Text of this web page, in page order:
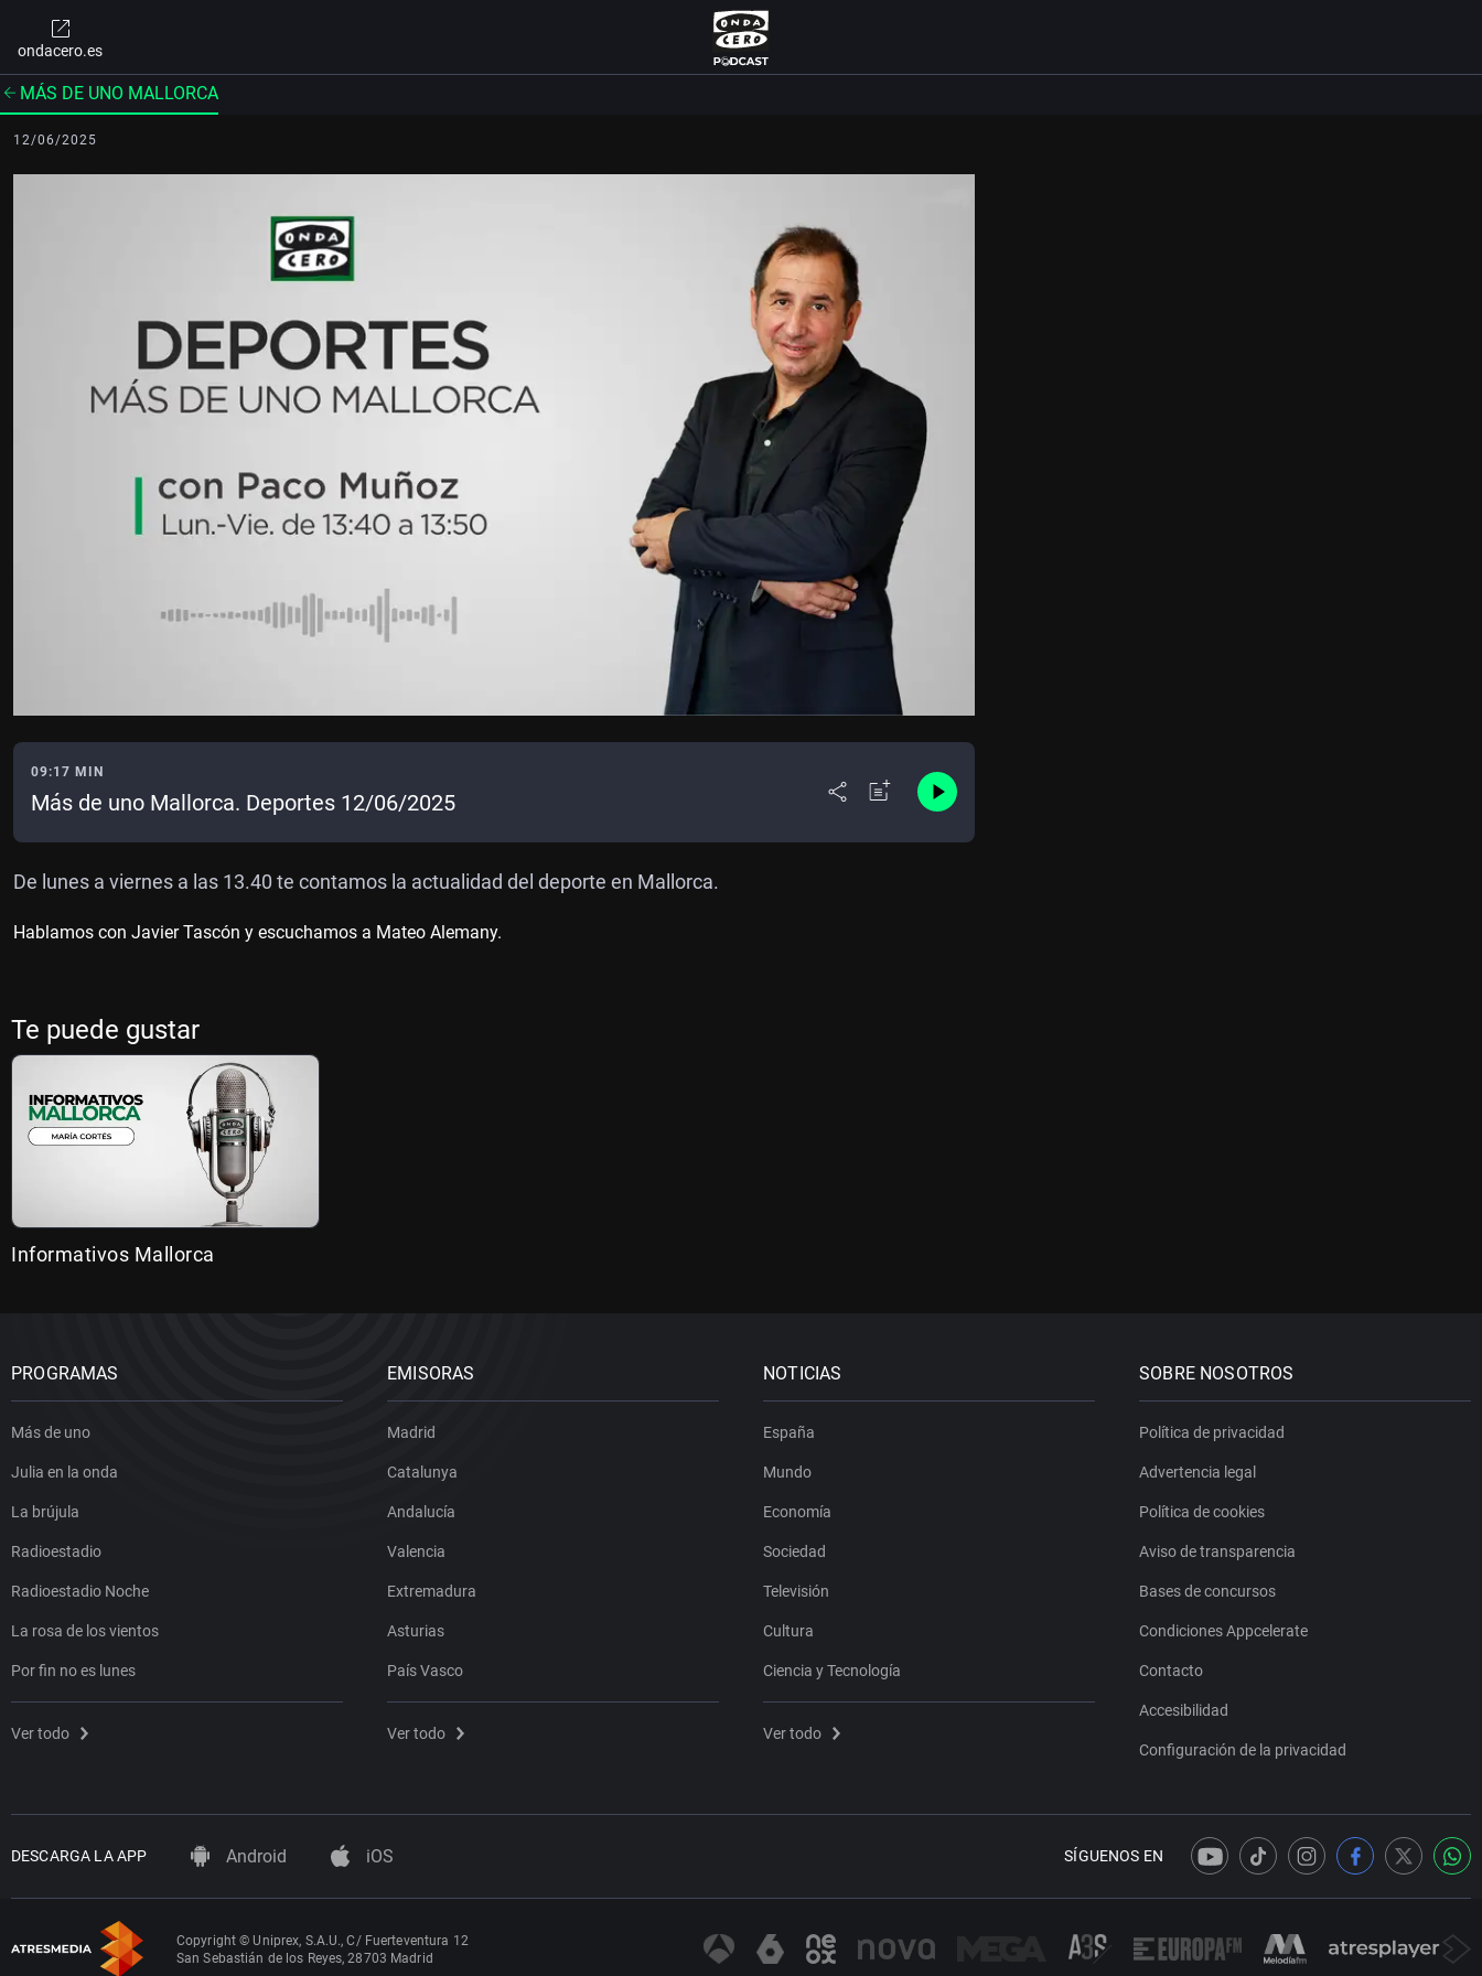
ondacero.es
MÁS DE UNO MALLORCA
12/06/2025
09:17 MIN
Más de uno Mallorca. Deportes 12/06/2025
De lunes a viernes a las 13.40 te contamos la actualidad del deporte en Mallorca.
Hablamos con Javier Tascón y escuchamos a Mateo Alemany.
Te puede gustar
Informativos Mallorca
PROGRAMAS
Más de uno
Julia en la onda
La brújula
Radioestadio
Radioestadio Noche
La rosa de los vientos
Por fin no es lunes
Ver todo
EMISORAS
Madrid
Catalunya
Andalucía
Valencia
Extremadura
Asturias
País Vasco
Ver todo
NOTICIAS
España
Mundo
Economía
Sociedad
Televisión
Cultura
Ciencia y Tecnología
Ver todo
SOBRE NOSOTROS
Política de privacidad
Advertencia legal
Política de cookies
Aviso de transparencia
Bases de concursos
Condiciones Appcelerate
Contacto
Accesibilidad
Configuración de la privacidad
DESCARGA LA APP Android iOS SÍGUENOS EN
Copyright © Uniprex, S.A.U., C/ Fuerteventura 12
San Sebastián de los Reyes, 28703 Madrid